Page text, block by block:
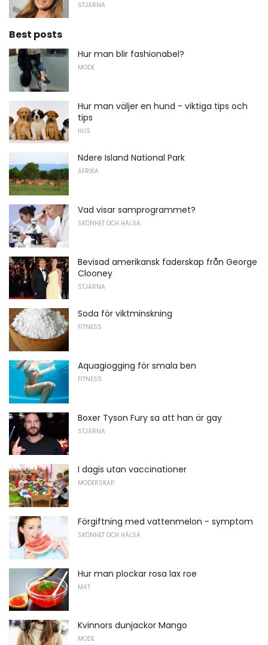
STJÄRNA
Best posts
Hur man blir fashionabel?
MODE
Hur man väljer en hund - viktiga tips och
tips
HUS
Ndere Island National Park
AFRIKA
Vad visar samprogrammet?
SKÖNHET OCH HÄLSA
Bevisad amerikansk faderskap från George
Clooney
STJÄRNA
Soda för viktminskning
FITNESS
Aquagiogging för smala ben
FITNESS
Boxer Tyson Fury sa att han är gay
STJÄRNA
I dagis utan vaccinationer
MODERSKAP
Förgiftning med vattenmelon - symptom
SKÖNHET OCH HÄLSA
Hur man plockar rosa lax roe
MAT
Kvinnors dunjackor Mango
MODE